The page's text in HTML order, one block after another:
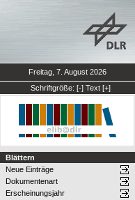
Freitag, 7. August 2026
Schriftgröße: [-] Text [+]
Blättern
Neue Einträge
Dokumentenart
Erscheinungsjahr